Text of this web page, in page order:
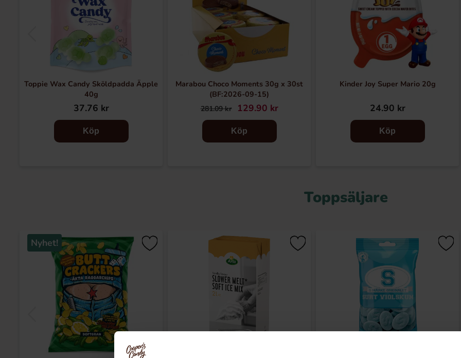
Toppie Wax Candy Sköldpadda Äpple
40g
37.76 kr
Köp
Marabou Choco Moments 30g x 30st
(BF:2026-09-15)
281.09 kr 129.90 kr
Köp
Kinder Joy Super Mario 20g
24.90 kr
Köp
Toppsäljare
Nyhet!